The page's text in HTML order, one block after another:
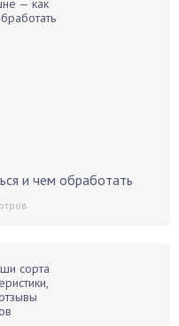
и чем обработать